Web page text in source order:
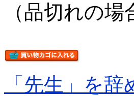
（品切れの
「先生」を